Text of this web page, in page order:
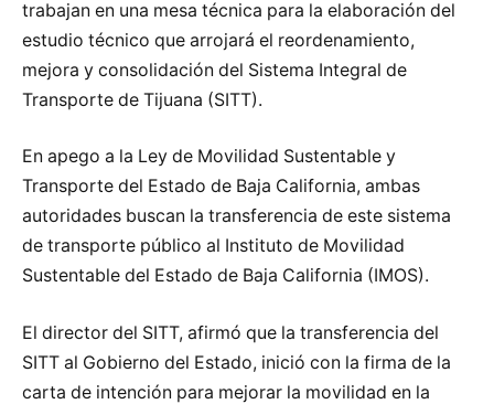
trabajan en una mesa técnica para la elaboración del
estudio técnico que arrojará el reordenamiento,
mejora y consolidación del Sistema Integral de
Transporte de Tijuana (SITT).
En apego a la Ley de Movilidad Sustentable y
Transporte del Estado de Baja California, ambas
autoridades buscan la transferencia de este sistema
de transporte público al Instituto de Movilidad
Sustentable del Estado de Baja California (IMOS).
El director del SITT, afirmó que la transferencia del
SITT al Gobierno del Estado, inició con la firma de la
carta de intención para mejorar la movilidad en la